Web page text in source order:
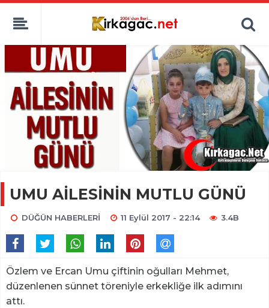
UMU AİLESİNİN MUTLU GÜNÜ
DÜĞÜN HABERLERİ 11 Eylül 2017 - 22:14 3.4B
Özlem ve Ercan Umu çiftinin oğulları Mehmet,
düzenlenen sünnet töreniyle erkekliğe ilk adımını
attı.